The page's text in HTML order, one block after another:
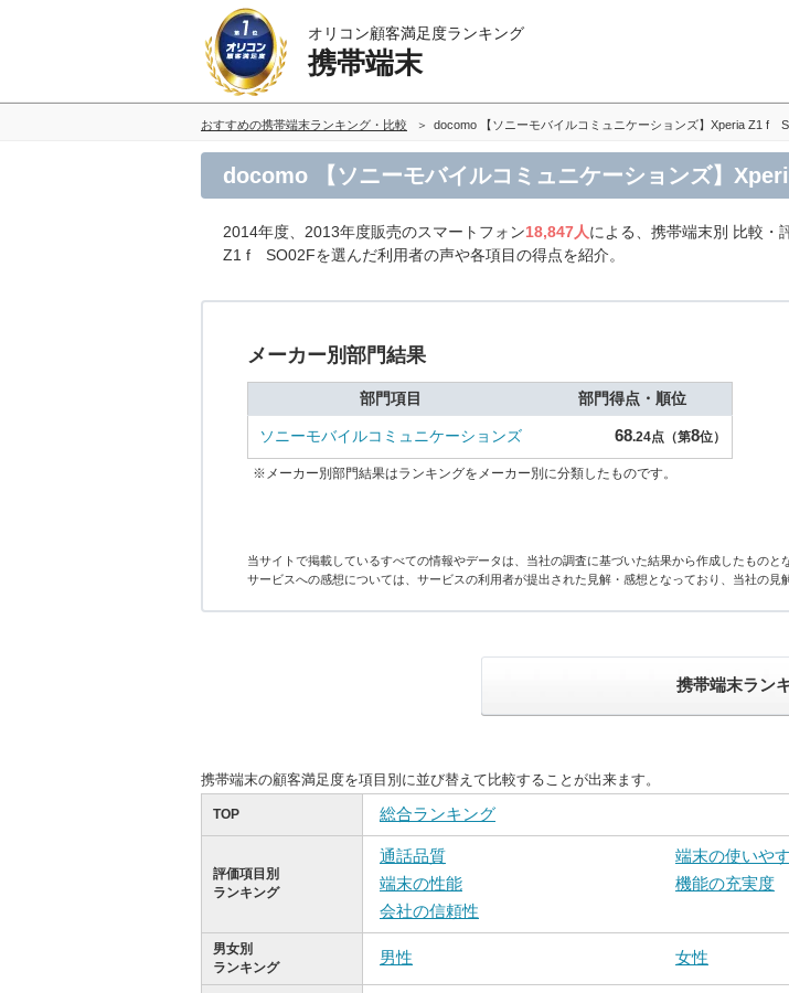
オリコン顧客満足度ランキング
携帯端末
おすすめの携帯端末ランキング・比較 docomo 【ソニーモバイルコミュニケーションズ】Xperia Z1 f
docomo 【ソニーモバイルコミュニケーションズ】
2014年度、2013年度販売のスマートフォン18,847人による、携帯端末別 比較・
Z1 f SO02Fを選んだ利用者の声や各項目の得点を紹介。
メーカー別部門結果
部門項目 部門得点・順位
ソニーモバイルコミュニケーションズ 68.24点（第8位）
※メーカー別部門結果はランキングをメーカー別に分類したものです。
当サイトで掲載しているすべての情報やデータは、当社の調査に基づいた結果から作成したものと
サービスへの感想については、サービスの利用者が提出された見解・感想となっており、当社の見
携帯端末ラン
携帯端末の顧客満足度を項目別に並び替えて比較することが出来ます。
TOP 総合ランキング
評価項目別
ランキング
通話品質 端末の使いや
端末の性能
機能の充実度
会社の信頼性
男女別
ランキング
男性 女性